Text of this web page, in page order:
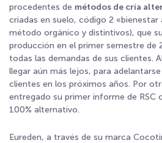
procedentes de métodos de cría
criadas en suelo, código 2 «bienestar
método orgánico y distintivos), que
producción en el primer semestre de
todas las demandas de sus clientes.
llegar aún más lejos, para
clientes en los próximos años. Por
entregado su primer informe de RSC
100% alternativo.
Eureden, a través de su marca